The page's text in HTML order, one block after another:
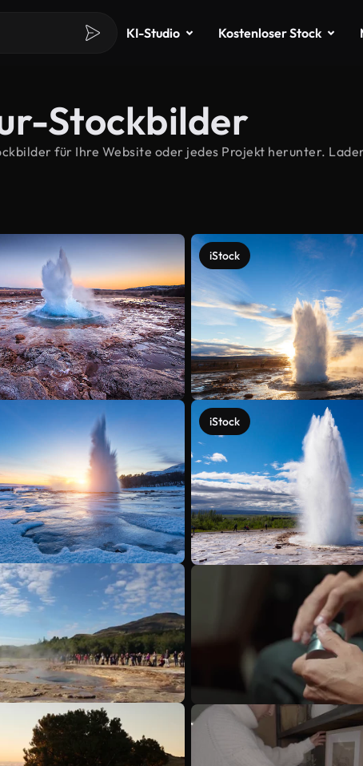
KI-Studio Kostenloser Stock
Stockbilder
für Ihre Website oder jedes Projekt herunter.
iStock
iStock